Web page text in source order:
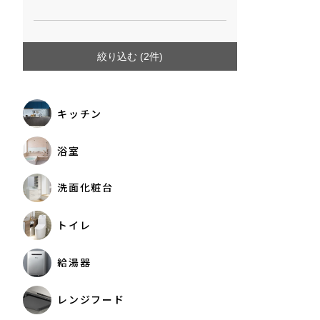
絞り込む (2件)
キッチン
浴室
洗面化粧台
トイレ
給湯器
レンジフード